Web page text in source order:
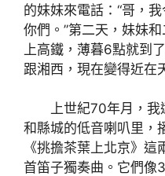
的妹妹來電話：“哥，
你們。”第二天，妹妹
上高鐵，薄暮6點就到
跟湘西，現在變得近在
上世紀70年月，我
和縣城的低音喇叭里，
《挑擔茶葉上北京》
首笛子獨奏曲。它們像